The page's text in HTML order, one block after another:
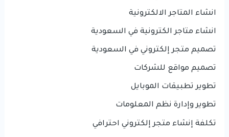
انشاء المتاجر الالكترونية
انشاء متاجر الكترونية في السعودية
تصميم متجر إلكتروني في السعودية
تصميم مواقع للشركات
تطوير تطبيقات الموبايل
تطوير وإدارة نظم المعلومات
تكلفة إنشاء متجر إلكتروني احترافي